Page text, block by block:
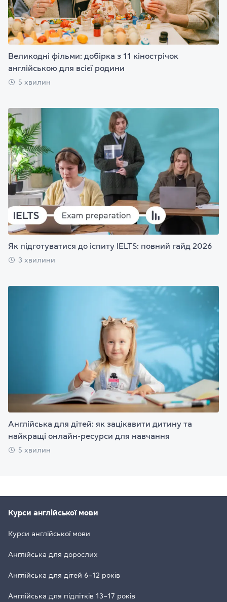
Великодні фільми: добірка з 11 кінострічок
англійською для всієї родини
5 хвилин
Як підготуватися до іспиту IELTS: повний гайд 2026
3 хвилини
Англійська для дітей: як зацікавити дитину та
найкращі онлайн-ресурси для навчання
5 хвилин
Курси англійської мови
Курси англійської мови
Англійська для дорослих
Англійська для дітей 6–12 років
Англійська для підлітків 13–17 років